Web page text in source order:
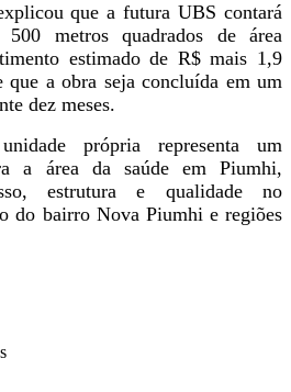
que a futura UBS contará
500 metros quadrados de área
estimado de R$ mais 1,9
a obra seja concluída em um
dez meses.
própria representa um
a área da saúde em Piumhi,
estrutura e qualidade no
do bairro Nova Piumhi e regiões